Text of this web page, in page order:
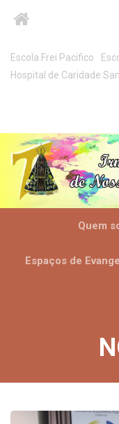
Escola Frei Pacifico
Hospital de Caridade
Quem
Espaços de